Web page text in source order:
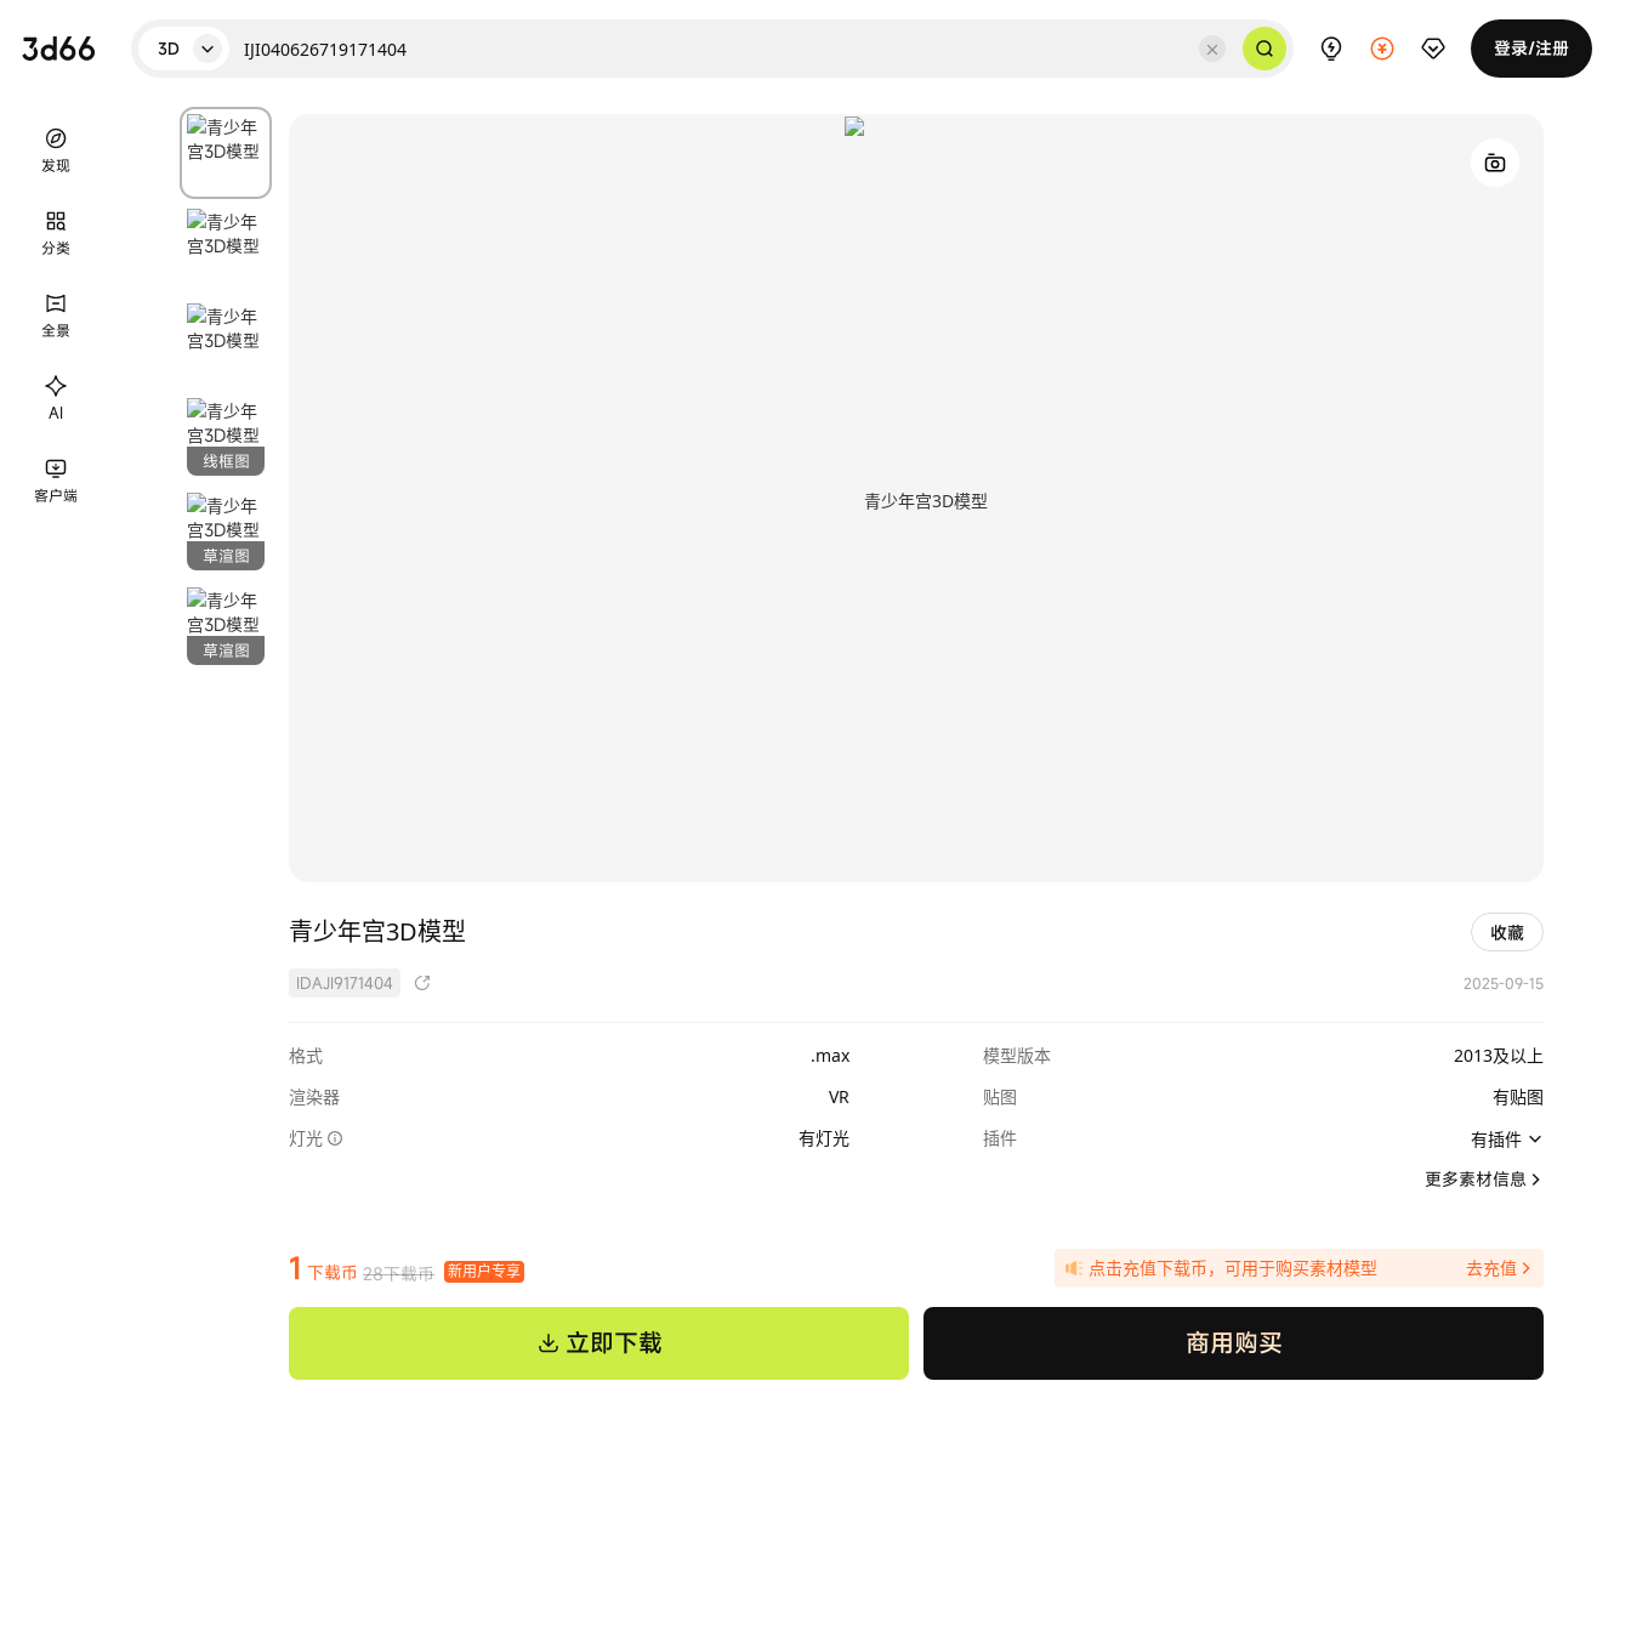
3D 登录/注册
发现
分类
全景
AI
客户端
线框图
草渲图
草渲图
青少年宫3D模型 收藏
IDAJI9171404 2025-09-15
格式 .max 模型版本
2013及以上
渲染器
VR 贴图
有贴图
灯光
有灯光 插件
有插件
更多素材信息
1 下载币 28下载币 新用户专享 点击充值下载币，可用于购买素材模型 去充值
立即下载 商用购买